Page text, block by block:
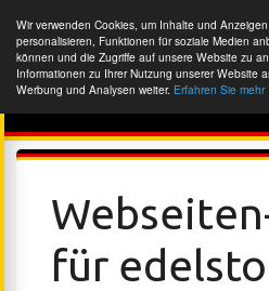
Wir verwenden Cookies, um Inhalte und
personalisieren, Funktionen für soziale Medien
können und die Zugriffe auf unsere Website zu
Informationen zu Ihrer Nutzung unserer Website
Werbung und Analysen weiter. Erfahren Sie mehr
Website-Überprüfung
für